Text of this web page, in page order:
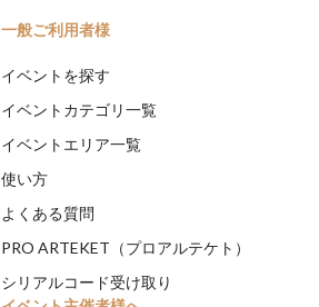
一般ご利用者様
イベントを探す
イベントカテゴリ一覧
イベントエリア一覧
使い方
よくある質問
PRO ARTEKET（プロアルテケト）
シリアルコード受け取り